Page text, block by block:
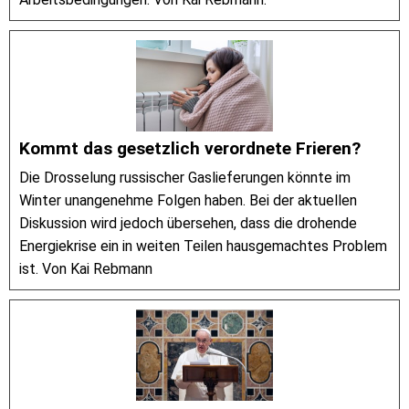
Kommt das gesetzlich verordnete Frieren?
Die Drosselung russischer Gaslieferungen könnte im
Winter unangenehme Folgen haben. Bei der aktuellen
Diskussion wird jedoch übersehen, dass die drohende
Energiekrise ein in weiten Teilen hausgemachtes Problem
ist. Von Kai Rebmann